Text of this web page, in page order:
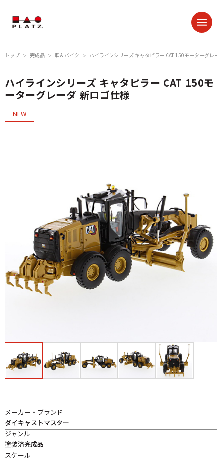
トップ ＞ 完成品 ＞ 車 & バイク ＞ ハイラインシリーズ キャタピラー CAT 150モーターグレー
ハイラインシリーズ キャタピラー CAT 150モ
ーターグレーダ 新ロゴ仕様
NEW
メーカー・ブランド
ダイキャストマスター
ジャンル
塗装済完成品
スケール